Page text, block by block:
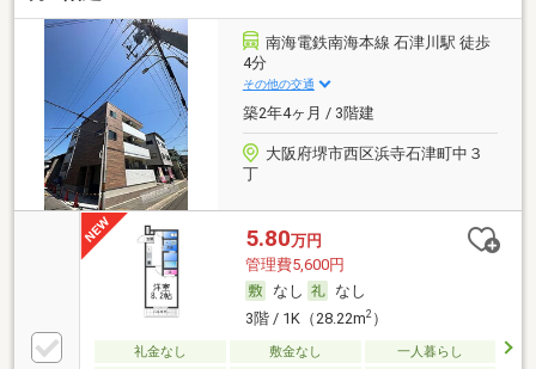
南海電鉄南海本線 石津川駅 徒歩
4分
その他の交通
築2年4ヶ月 / 3階建
大阪府堺市西区浜寺石津町中３
丁
5.80万円
管理費5,600円
なし
なし
3階 / 1K（28.22m2）
礼金なし 敷金なし 一人暮らし